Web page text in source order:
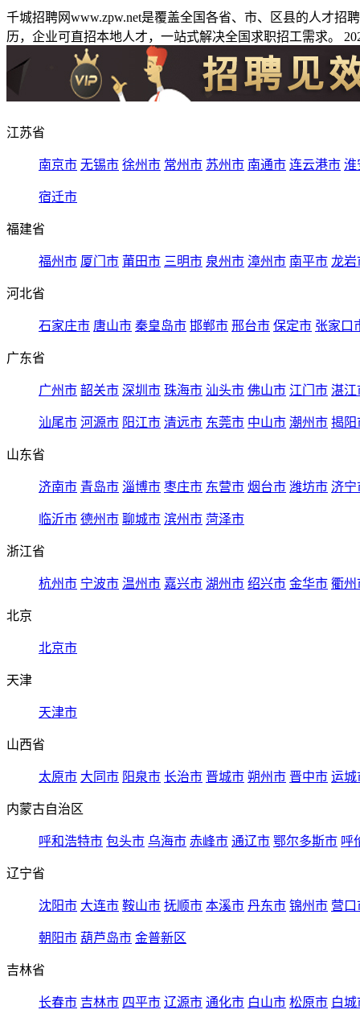
千城招聘网www.zpw.net是覆盖全国各省、市、区县的人才
历，企业可直招本地人才，一站式解决全国求职招工需求。
江苏省
南京市 无锡市 徐州市 常州市 苏州市 南通市 连云港市 淮
宿迁市
福建省
福州市 厦门市 莆田市 三明市 泉州市 漳州市 南平市 龙岩
河北省
石家庄市 唐山市 秦皇岛市 邯郸市 邢台市 保定市 张家口
广东省
广州市 韶关市 深圳市 珠海市 汕头市 佛山市 江门市 湛江
汕尾市 河源市 阳江市 清远市 东莞市 中山市 潮州市 揭阳
山东省
济南市 青岛市 淄博市 枣庄市 东营市 烟台市 潍坊市 济宁
临沂市 德州市 聊城市 滨州市 菏泽市
浙江省
杭州市 宁波市 温州市 嘉兴市 湖州市 绍兴市 金华市 衢州
北京
北京市
天津
天津市
山西省
太原市 大同市 阳泉市 长治市 晋城市 朔州市 晋中市 运城
内蒙古自治区
呼和浩特市 包头市 乌海市 赤峰市 通辽市 鄂尔多斯市 呼
辽宁省
沈阳市 大连市 鞍山市 抚顺市 本溪市 丹东市 锦州市 营口
朝阳市 葫芦岛市 金普新区
吉林省
长春市 吉林市 四平市 辽源市 通化市 白山市 松原市 白城